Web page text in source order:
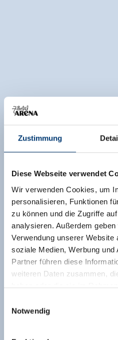
Zustimmung
Diese Webseite verwendet
Wir verwenden Cookies, um
personalisieren, Funktionen
zu können und die Zugriffe
analysieren. Außerdem
Verwendung unserer Website
soziale Medien, Werbung
Partner führen diese
weiteren Daten zusammen,
haben oder die sie im
Notwendig